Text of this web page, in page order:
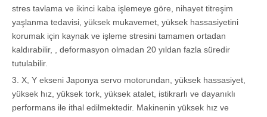
stres tavlama ve ikinci kaba işlemeye göre, nihayet titreşim
yaşlanma tedavisi, yüksek mukavemet, yüksek hassasiyetini
korumak için kaynak ve işleme stresini tamamen ortadan
kaldırabilir, , deformasyon olmadan 20 yıldan fazla süredir
tutulabilir.
3. X, Y ekseni Japonya servo motorundan, yüksek hassasiyet,
yüksek hız, yüksek tork, yüksek atalet, istikrarlı ve dayanıklı
performans ile ithal edilmektedir. Makinenin yüksek hız ve